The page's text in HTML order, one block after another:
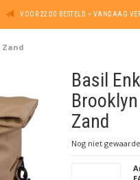
VOOR 22:00 BESTELD = VANDAAG
Zand
Basil
Zand
Nog niet